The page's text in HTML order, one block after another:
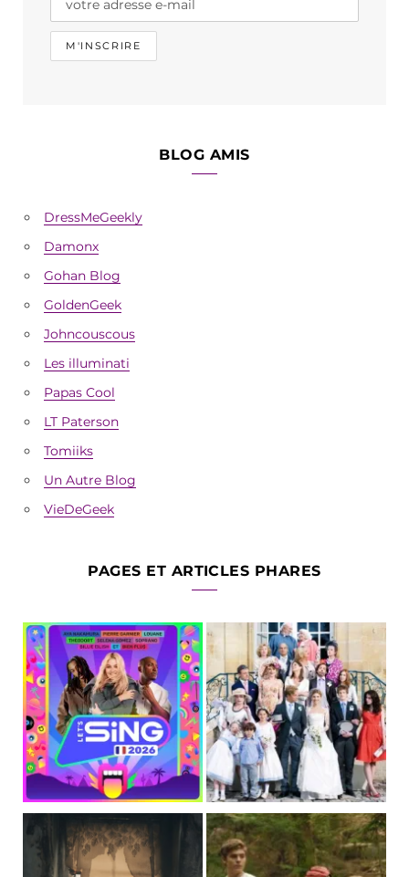
BLOG AMIS
DressMeGeekly
Damonx
Gohan Blog
GoldenGeek
Johncouscous
Les illuminati
Papas Cool
LT Paterson
Tomiiks
Un Autre Blog
VieDeGeek
PAGES ET ARTICLES PHARES